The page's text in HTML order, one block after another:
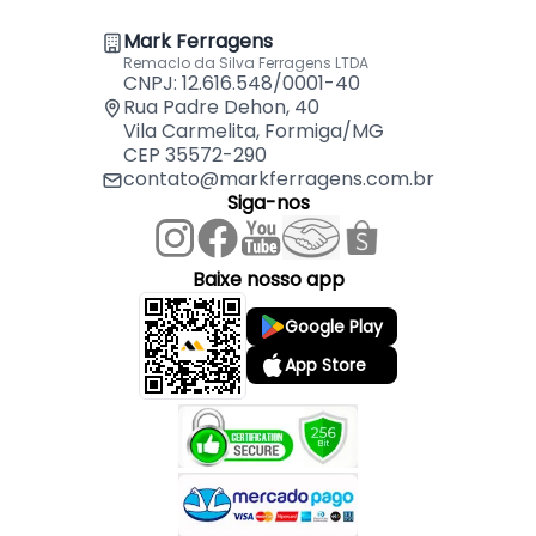
Mark Ferragens
Remaclo da Silva Ferragens LTDA
CNPJ: 12.616.548/0001-40
Rua Padre Dehon, 40
Vila Carmelita, Formiga/MG
CEP 35572-290
contato@markferragens.com.br
Siga-nos
Baixe nosso app
Google Play
App Store